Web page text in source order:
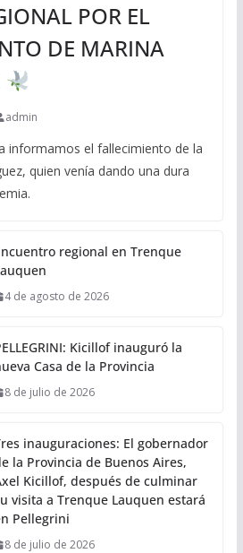
POR EL
DE MARINA
admin
informamos el fallecimiento de la
quien venía dando una dura
regional en Trenque
4 de agosto de 2026
Kicillof inauguró la
Casa de la Provincia
8 de julio de 2026
inauguraciones: El gobernador
la Provincia de Buenos Aires,
Kicillof, después de culminar
visita a Trenque Lauquen estará
Pellegrini
8 de julio de 2026